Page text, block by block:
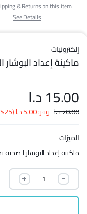
& Returns on this item
See Details
إلكترونيات
ماكينة إعداد البوشار
15.00 د.ا
20.00د.ا وفر:5.00د.ا(25%)
الميزات
ماكينة إعداد البوشار